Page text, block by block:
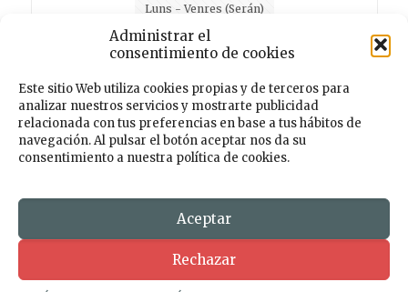
Administrar el
consentimiento de cookies
Este sitio Web utiliza cookies propias y de terceros para
analizar nuestros servicios y mostrarte publicidad
relacionada con tus preferencias en base a tus hábitos de
navegación. Al pulsar el botón aceptar nos da su
consentimiento a nuestra política de cookies.
Aceptar
Rechazar
Luns - Venres (Serán)
1500- 19
Facebook Instagram Twitter TikTok
ABERTAS. Todos os dereitos reservados. Deseño e
Desenvolmemento